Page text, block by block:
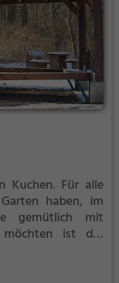
Kuchen. Für alle
haben, im
gemütlich mit
möchten ist der